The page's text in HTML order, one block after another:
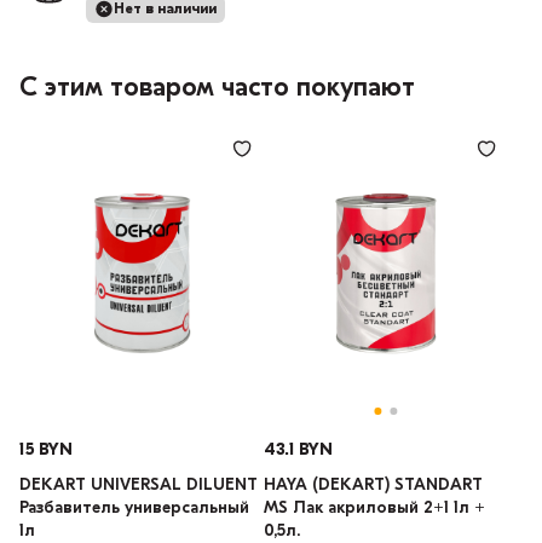
Нет в наличии
С этим товаром часто покупают
15 BYN
DEKART UNIVERSAL DILUENT
Разбавитель универсальный
1л
43.1 BYN
HAYA (DEKART) STANDART
MS Лак акриловый 2+1 1л +
0,5л.